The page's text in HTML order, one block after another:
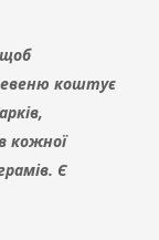
коштує
кожної
Є